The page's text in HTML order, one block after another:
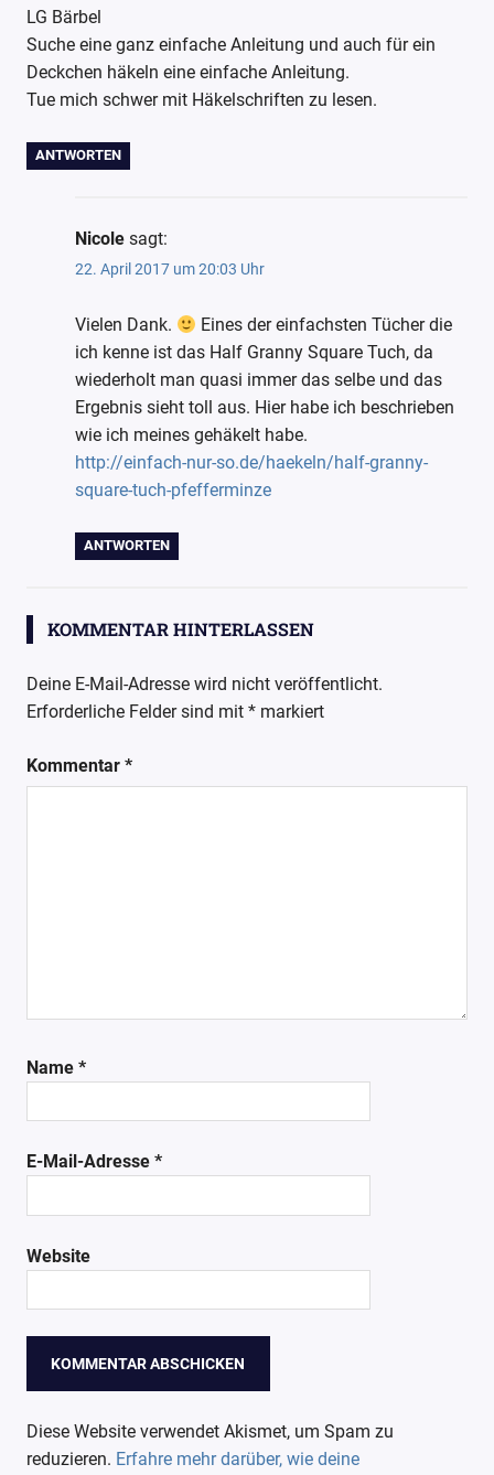
LG Bärbel
Suche eine ganz einfache Anleitung und auch für ein
Deckchen häkeln eine einfache Anleitung.
Tue mich schwer mit Häkelschriften zu lesen.
ANTWORTEN
Nicole sagt:
22. April 2017 um 20:03 Uhr
Vielen Dank.
Eines der einfachsten Tücher die
ich kenne ist das Half Granny Square Tuch, da
wiederholt man quasi immer das selbe und das
Ergebnis sieht toll aus. Hier habe ich beschrieben
wie ich meines gehäkelt habe.
http://einfach-nur-so.de/haekeln/half-granny-
square-tuch-pfefferminze
ANTWORTEN
KOMMENTAR HINTERLASSEN
Deine E-Mail-Adresse wird nicht veröffentlicht.
Erforderliche Felder sind mit * markiert
Kommentar *
Name *
E-Mail-Adresse *
Website
Diese Website verwendet Akismet, um Spam zu
reduzieren. Erfahre mehr darüber, wie deine